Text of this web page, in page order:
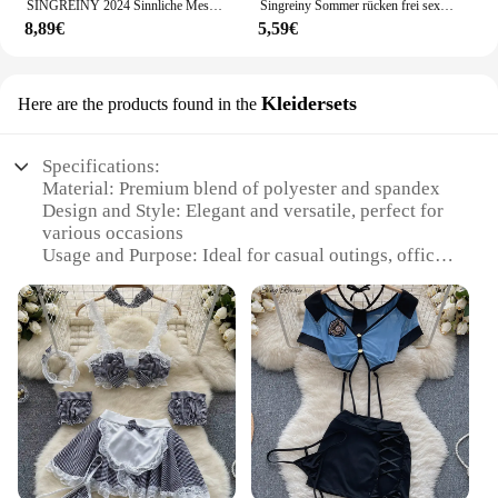
SINGREINY 2024 Sinnliche Mesh Spitze Dessous Drei Stücke Sets Frauen Floral Strap Mini Bh + Tangas Aushöhlen Sexy Unterwäsche anzüge
8,89€
Singreiny Sommer rücken frei sexy Leibchen Frauen Riemen schlanke Strand Top ärmellose Streetwear koreanischen Riemen sinnliche Tank Top
5,59€
Here are the products found in the Kleidersets
Specifications:
Material: Premium blend of polyester and spandex
Design and Style: Elegant and versatile, perfect for
various occasions
Usage and Purpose: Ideal for casual outings, office
Type and Category: Wholesale sets for sale,
offering a variety of options
Performance and Property: Comfortable fit with a
touch of sophistication
Parts and Accessories: Includes a top and bottom
set, coordinated for a complete look
Features:
**Elegant Craftsmanship and Versatility**